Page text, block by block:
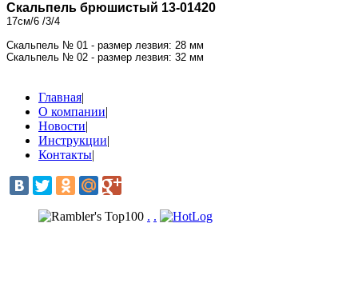
Скальпель брюшистый 13-01420
17см/6 /3/4
Скальпель № 01 - размер лезвия: 28 мм
Скальпель № 02 - размер лезвия: 32 мм
Главная|
О компании|
Новости|
Инструкции|
Контакты|
. .